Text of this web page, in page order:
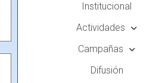
Institucional
Actividades
Campañas
Difusión